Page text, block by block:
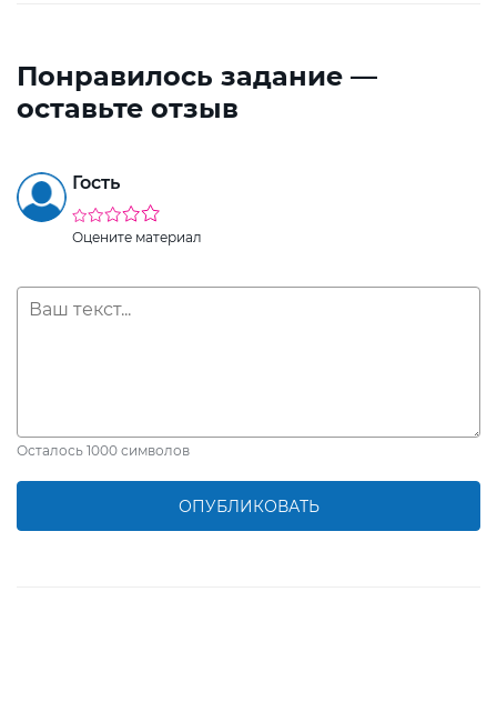
Понравилось задание —
оставьте отзыв
Гость
Оцените материал
Осталось 1000 символов
ОПУБЛИКОВАТЬ